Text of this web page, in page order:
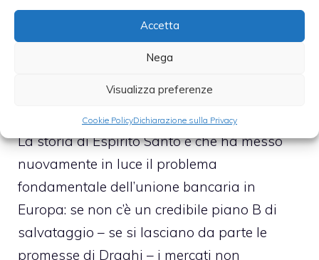
Accetta
Nega
Visualizza preferenze
Cookie PolicyDichiarazione sulla Privacy
preso in prestito 1,15 miliardi di euro con soli
17,6 milioni di fondi cuscinetto di garanzia,
loro strategie e superare il loro
compiacimento in merito ai rischi dell’area.
La storia di Espírito Santo è che ha messo
nuovamente in luce il problema
fondamentale dell’unione bancaria in
Europa: se non c’è un credibile piano B di
salvataggio – se si lasciano da parte le
promesse di Draghi – i mercati non